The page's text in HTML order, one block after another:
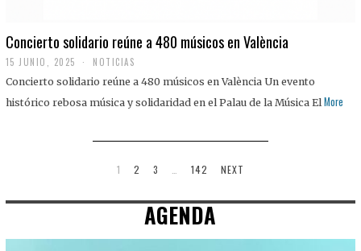
Concierto solidario reúne a 480 músicos en València
15 JUNIO, 2025 NOTICIAS
Concierto solidario reúne a 480 músicos en València Un evento
histórico rebosa música y solidaridad en el Palau de la Música El More
1 2 3 142 NEXT
AGENDA